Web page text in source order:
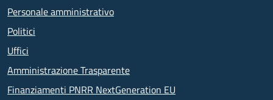
Personale amministrativo
Politici
Uffici
Amministrazione Trasparente
Finanziamenti PNRR NextGeneration EU